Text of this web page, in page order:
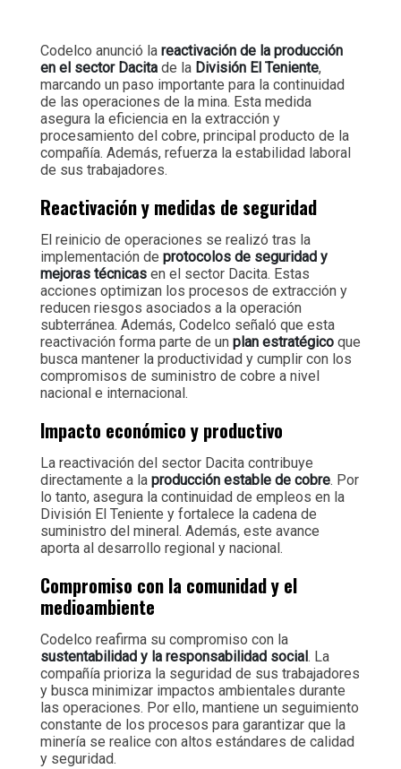
Codelco anunció la reactivación de la producción
en el sector Dacita de la División El Teniente,
marcando un paso importante para la continuidad
de las operaciones de la mina. Esta medida
asegura la eficiencia en la extracción y
procesamiento del cobre, principal producto de la
compañía. Además, refuerza la estabilidad laboral
de sus trabajadores.
Reactivación y medidas de seguridad
El reinicio de operaciones se realizó tras la
implementación de protocolos de seguridad y
mejoras técnicas en el sector Dacita. Estas
acciones optimizan los procesos de extracción y
reducen riesgos asociados a la operación
subterránea. Además, Codelco señaló que esta
reactivación forma parte de un plan estratégico que
busca mantener la productividad y cumplir con los
compromisos de suministro de cobre a nivel
nacional e internacional.
Impacto económico y productivo
La reactivación del sector Dacita contribuye
directamente a la producción estable de cobre. Por
lo tanto, asegura la continuidad de empleos en la
División El Teniente y fortalece la cadena de
suministro del mineral. Además, este avance
aporta al desarrollo regional y nacional.
Compromiso con la comunidad y el
medioambiente
Codelco reafirma su compromiso con la
sustentabilidad y la responsabilidad social . La
compañía prioriza la seguridad de sus trabajadores
y busca minimizar impactos ambientales durante
las operaciones. Por ello, mantiene un seguimiento
constante de los procesos para garantizar que la
minería se realice con altos estándares de calidad
y seguridad.